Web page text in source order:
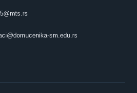
sm.edu.rs